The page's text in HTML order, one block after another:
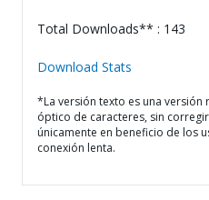
Total Downloads** : 143
Download Stats
*La versión texto es una
óptico de caracteres, sin
únicamente en beneficio de los
conexión lenta.